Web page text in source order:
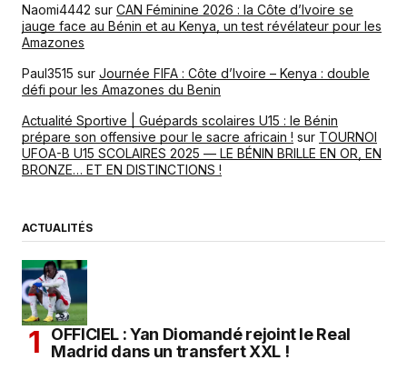
Naomi4442 sur CAN Féminine 2026 : la Côte d’Ivoire se
jauge face au Bénin et au Kenya, un test révélateur pour les
Amazones
Paul3515 sur Journée FIFA : Côte d’Ivoire – Kenya : double
défi pour les Amazones du Benin
Actualité Sportive | Guépards scolaires U15 : le Bénin
prépare son offensive pour le sacre africain ! sur TOURNOI
UFOA-B U15 SCOLAIRES 2025 — LE BÉNIN BRILLE EN OR, EN
BRONZE… ET EN DISTINCTIONS !
ACTUALITÉS
OFFICIEL : Yan Diomandé rejoint le Real
Madrid dans un transfert XXL !